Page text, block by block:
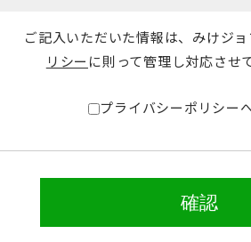
ご記入いただいた情報は、みけジョ
リシー に則って管理し対応させ
プライバシーポリシー